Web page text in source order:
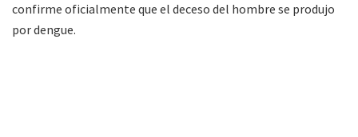
confirme oficialmente que el deceso del hombre se produjo
por dengue.